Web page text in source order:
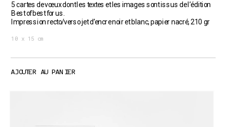
5 cartes de vœux dont les textes et les images sont issus de l’édition
Best of best for us.
Impression recto/verso jet d’encre noir et blanc, papier nacré, 210 gr
10 x 15 cm
AJOUTER AU PANIER